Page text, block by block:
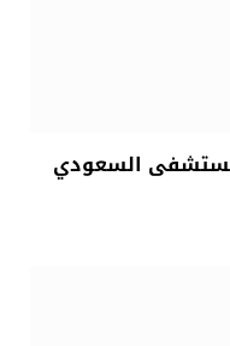
السعودي